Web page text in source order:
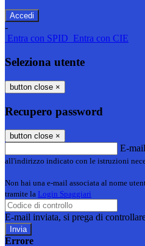
-
Entra con SPID Entra con CIE
Seleziona utente
button close ×
Recupero password
button close ×
E-mail
all'indirizzo indicato con le istruzioni
Non hai una e-mail associata al nome
tramite la Login Spaggiari
E-mail inviata, si prega di
Errore